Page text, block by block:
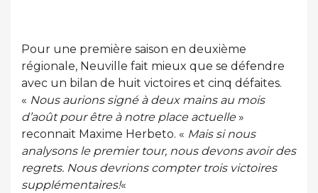
Pour une première saison en deuxième
régionale, Neuville fait mieux que se défendre
avec un bilan de huit victoires et cinq défaites.
« Nous aurions signé à deux mains au mois
d’août pour être à notre place actuelle»
reconnait Maxime Herbeto. « Mais si nous
analysons le premier tour, nous devons avoir des
regrets. Nous devrions compter trois victoires
supplémentaires!«